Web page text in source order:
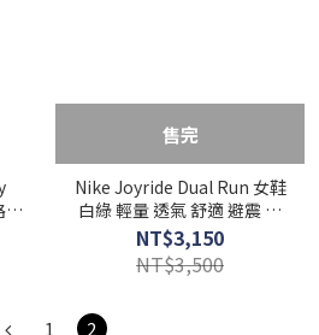
跑
售完
Nike Joyride Dual Run 女鞋
白綠 輕量 透氣 舒適 避震 慢
跑鞋 CD4363-105
NT$3,150
NT$3,500
1 2